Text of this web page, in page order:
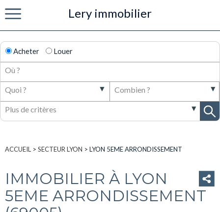
Lery immobilier
Acheter Louer
ACCUEIL > SECTEUR LYON > LYON 5EME ARRONDISSEMENT
IMMOBILIER À LYON
5EME ARRONDISSEMENT